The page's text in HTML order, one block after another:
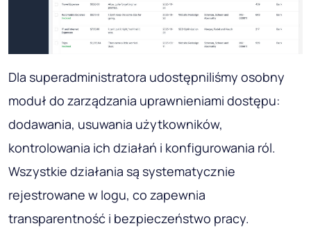
Dla superadministratora udostępniliśmy osobny
moduł do zarządzania uprawnieniami dostępu:
dodawania, usuwania użytkowników,
kontrolowania ich działań i konfigurowania ról.
Wszystkie działania są systematycznie
rejestrowane w logu, co zapewnia
transparentność i bezpieczeństwo pracy.